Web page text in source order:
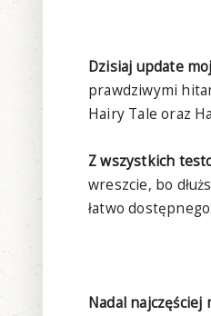
Dzisiaj update
prawdziwymi
Hairy Tale oraz
Z wszystkich
wreszcie, bo
łatwo
Nadal najczęściej